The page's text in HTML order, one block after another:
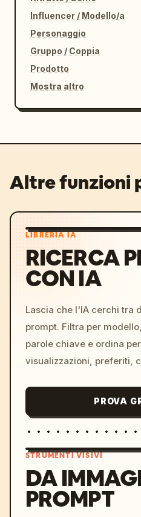
Influencer / Modello/a
Personaggio
Gruppo / Coppia
Prodotto
Mostra altro
Altre funzioni
LIBRERIA IA
RICERCA
CON IA
Lascia che l'IA cerchi tra
prompt. Filtra per
parole chiave e ordina
visualizzazioni, preferiti,
PROVA
STRUMENTI VISIVI
DA
PROMPT